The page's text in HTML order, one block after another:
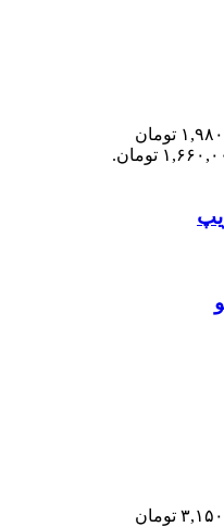
قیمت اصلی: ۱,۹۸۰,۰۰۰ تومان
قیمت اصلی: ۳,۱۵۰,۰۰۰ تومان